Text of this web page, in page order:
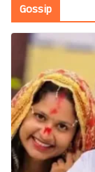
Gossip